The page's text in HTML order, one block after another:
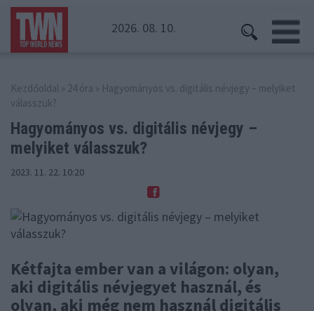
2026. 08. 10.
Kezdőoldal » 24 óra » Hagyományos vs. digitális névjegy – melyiket
válasszuk?
Hagyományos vs. digitális névjegy –
melyiket válasszuk?
2023. 11. 22. 10:20
Kétfajta ember van a világon: olyan,
aki digitális névjegyet használ, és
olyan, aki még nem használ digitális